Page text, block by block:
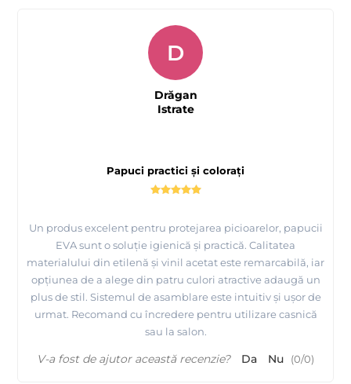
Papuci practici și colorați
Un produs excelent pentru protejarea picioarelor, papucii
EVA sunt o soluție igienică și practică. Calitatea
materialului din etilenă și vinil acetat este remarcabilă, iar
opțiunea de a alege din patru culori atractive adaugă un
plus de stil. Sistemul de asamblare este intuitiv și ușor de
urmat. Recomand cu încredere pentru utilizare casnică
sau la salon.
D
Drăgan
Istrate
V-a fost de ajutor această recenzie? Da Nu (0/0)